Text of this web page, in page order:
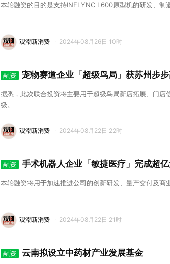
本轮融资的目的是支持INFLYNC L600原型机的研发、制
观潮新消费 · 2024年08月26日 10时
融资 宠物赛道企业「超级鸟局」获苏州步
据悉，此次联合投资将主要用于超级鸟局新店拓展、门
级。
观潮新消费 · 2024年08月22日 22时
融资 手术机器人企业「敏捷医疗」完成超
本轮融资将用于加速推进公司的创新研发、量产交付及商
观潮新消费 · 2024年08月22日 21时
融资 云南拟设立中药材产业发展基金